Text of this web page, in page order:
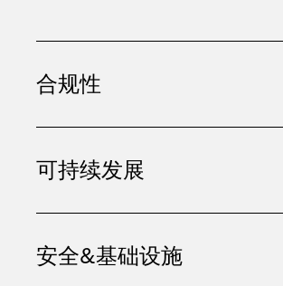
合规性
可持续发展
安全&基础设施